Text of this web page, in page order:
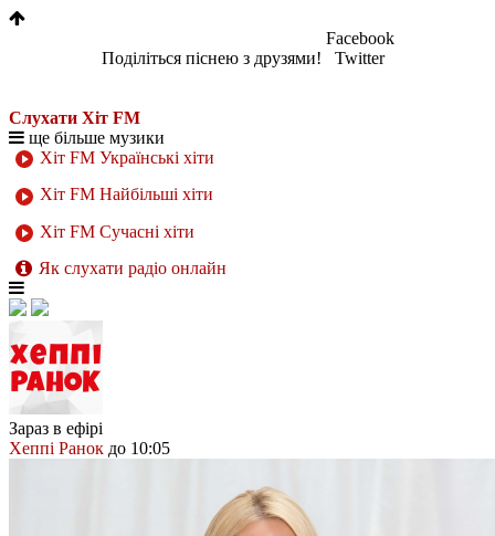
Поділіться піснею з друзями!
Facebook
Twitter
Слухати Хіт FM
ще більше музики
Хіт FM Українські хіти
Хіт FM Найбільші хіти
Хіт FM Сучасні хіти
Як слухати радіо онлайн
Зараз в ефірі
Хеппі Ранок до 10:05